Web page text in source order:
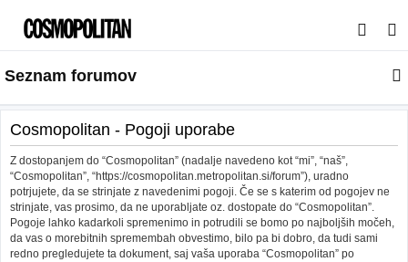
s
a
j
Seznam forumov
Cosmopolitan - Pogoji uporabe
Z dostopanjem do “Cosmopolitan” (nadalje navedeno kot “mi”, “naš”,
“Cosmopolitan”, “https://cosmopolitan.metropolitan.si/forum”), uradno
potrjujete, da se strinjate z navedenimi pogoji. Če se s katerim od pogojev ne
strinjate, vas prosimo, da ne uporabljate oz. dostopate do “Cosmopolitan”.
Pogoje lahko kadarkoli spremenimo in potrudili se bomo po najboljših močeh,
da vas o morebitnih spremembah obvestimo, bilo pa bi dobro, da tudi sami
redno pregledujete ta dokument, saj vaša uporaba “Cosmopolitan” po